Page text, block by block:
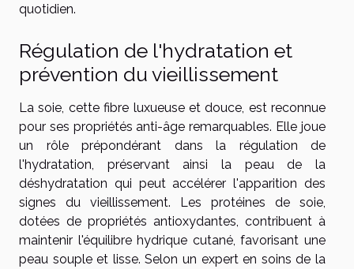
quotidien.
Régulation de l'hydratation et
prévention du vieillissement
La soie, cette fibre luxueuse et douce, est reconnue
pour ses propriétés anti-âge remarquables. Elle joue
un rôle prépondérant dans la régulation de
l'hydratation, préservant ainsi la peau de la
déshydratation qui peut accélérer l'apparition des
signes du vieillissement. Les protéines de soie,
dotées de propriétés antioxydantes, contribuent à
maintenir l'équilibre hydrique cutané, favorisant une
peau souple et lisse. Selon un expert en soins de la